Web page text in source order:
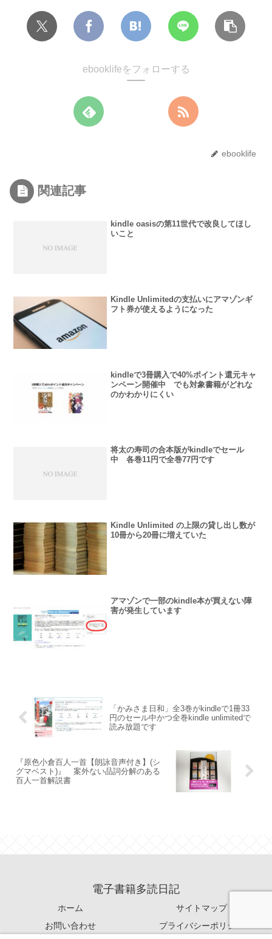
ebooklifeをフォローする
ebooklife
関連記事
kindle oasisの第11世代で改良してほし
いこと
Kindle Unlimitedの支払いにアマゾンギ
フト券が使えるようになった
kindleで3冊購入で40%ポイント還元キャ
ンペーン開催中 でも対象書籍がどれな
のかわかりにくい
将太の寿司の合本版がkindleでセール
中 各巻11円で全巻77円です
Kindle Unlimited の上限の貸し出し数が
10冊から20冊に増えていた
アマゾンで一部のkindle本が買えない障
害が発生しています
「かみさま日和」全3巻がkindleで1冊33
円のセール中かつ全巻kindle unlimitedで
読み放題です
『原色小倉百人一首【朗詠音声付き】(シ
グマベスト)』 案外ない品詞分解のある
百人一首解説書
電子書籍多読日記
ホーム
サイトマップ
お問い合わせ
プライバシーポリシー